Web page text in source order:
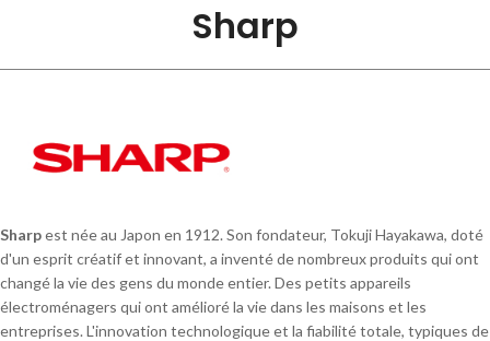
Sharp
Sharpest née au Japon en 1912. Son fondateur, Tokuji Hayakawa, doté
d'un esprit créatif et innovant, a inventé de nombreux produits qui ont
changé la vie des gens du monde entier. Des petits appareils
électroménagers qui ont amélioré la vie dans les maisons et les
entreprises. L'innovation technologique et la fiabilité totale, typiques de